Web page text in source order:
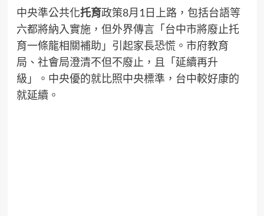
中央準公共化托育政策8月1日上路，包括台語等
六都將納入實施，但外界傳言「台中市將廢止托
育一條龍相關補助」引起家長恐慌。市府教育
局、社會局澄清不但不廢止，且「延續再升
級」。中央優的就比照中央標準，台中較好康的
就延續。